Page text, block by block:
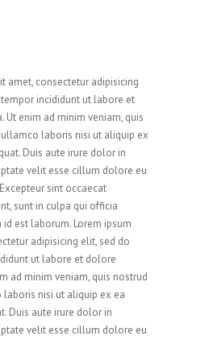
amet, consectetur adipisicing
incididunt ut labore et
Ut enim ad minim veniam, quis
laboris nisi ut aliquip ex
Duis aute irure dolor in
velit esse cillum dolore eu
sint occaecat
sunt in culpa qui officia
est laborum. Lorem ipsum
adipisicing elit, sed do
ut labore et dolore
ad minim veniam, quis nostrud
nisi ut aliquip ex ea
Duis aute irure dolor in
velit esse cillum dolore eu